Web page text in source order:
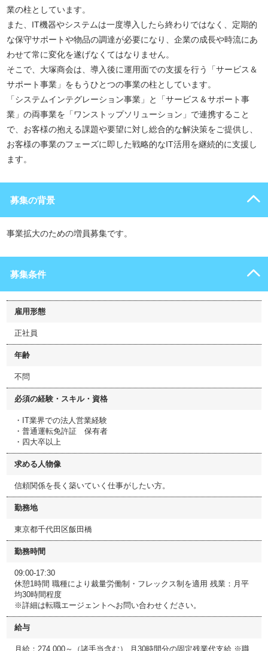
業の柱としています。
また、IT機器やシステムは一度導入したら終わりではなく、定期的
な保守サポートや物品の調達が必要になり、企業の成長や時流にあ
わせて常に変化を遂げなくてはなりません。
そこで、大塚商会は、導入後に運用面での支援を行う「サービス＆
サポート事業」をもうひとつの事業の柱としています。
「システムインテグレーション事業」と「サービス＆サポート事
業」の両事業を「ワンストップソリューション」で連携すること
で、お客様の抱える課題や要望に対し総合的な解決策をご提供し、
お客様の事業のフェーズに即した戦略的なIT活用を継続的に支援し
ます。
募集の背景
事業拡大のための増員募集です。
募集条件
雇用形態
正社員
年齢
不問
必須の経験・スキル・資格
・IT業界での法人営業経験
・普通運転免許証 保有者
・四大卒以上
求める人物像
信頼関係を長く築いていく仕事がしたい方。
勤務地
東京都千代田区飯田橋
勤務時間
09:00-17:30
休憩1時間 職種により裁量労働制・フレックス制を適用 残業：月平
均30時間程度
※詳細は転職エージェントへお問い合わせください。
給与
月給：274,000～（諸手当含む） 月30時間分の固定残業代支給 ※職